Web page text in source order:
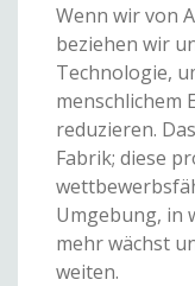
Wenn wir von
beziehen wir
Technologie,
menschlichem
reduzieren.
Fabrik; diese
Umgebung, in
mehr wächst
weiten.